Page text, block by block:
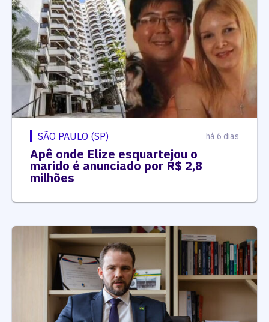
SÃO PAULO (SP) há 6 dias
Apê onde Elize esquartejou o
marido é anunciado por R$ 2,8
milhões